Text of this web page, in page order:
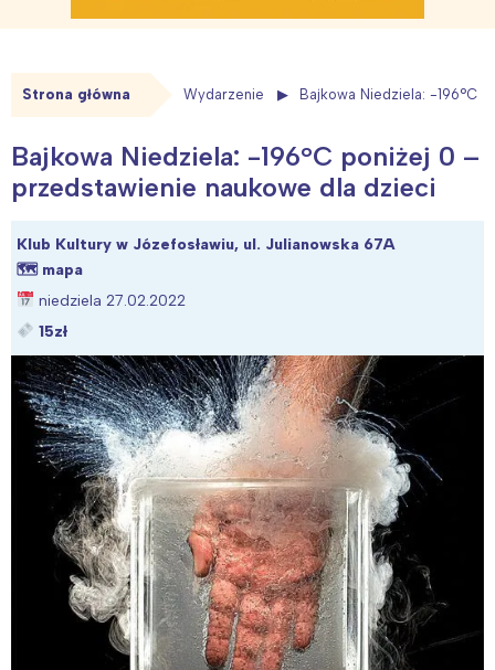
Strona główna Wydarzenie Bajkowa Niedziela: -196°C
Bajkowa Niedziela: -196°C poniżej 0 –
przedstawienie naukowe dla dzieci
Klub Kultury w Józefosławiu, ul. Julianowska 67A
🗺 mapa
niedziela 27.02.2022
15zł